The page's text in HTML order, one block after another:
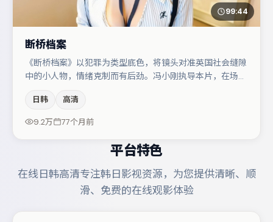
99:44
断桥档案
《断桥档案》以犯罪为类型底色，将镜头对准英国社会缝隙
中的小人物，情绪克制而有后劲。冯小刚执导本片，在场面
演阵容包括小松菜奈、桂纶镁、雷佳音等，角色动机前后呼
应，适合喜欢抠台词与伏笔的观众。若你偏爱强类型与清晰
日韩 高清
9.2万 77个月前
平台特色
在线日韩高清专注韩日影视资源，为您提供清晰、顺
滑、免费的在线观影体验